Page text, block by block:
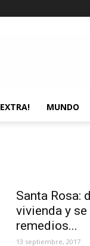
EXTRA! MUNDO
Santa Rosa:
vivienda y
remedios...
13 septiembre, 2017